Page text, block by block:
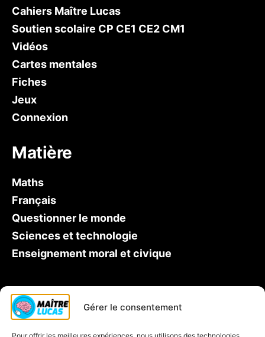
Gérer le consentement
Cahiers Maître Lucas
Soutien scolaire CP CE1 CE2 CM1
Vidéos
Cartes mentales
Fiches
Jeux
Connexion
Matière
Maths
Français
Questionner le monde
Sciences et technologie
Enseignement moral et civique
Qui est Maître Lucas ?
Soutien scolaire CP